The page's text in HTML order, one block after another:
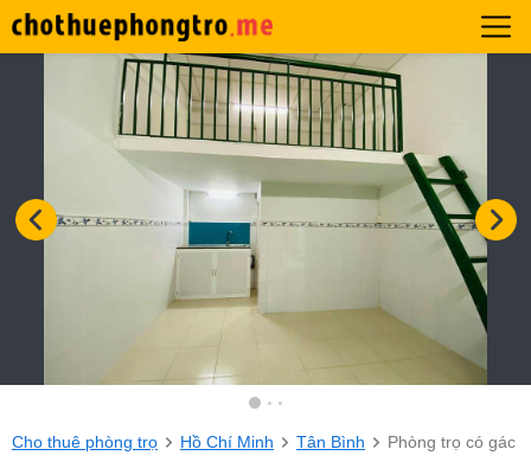
Cho thuê phòng trọ Hồ Chí Minh Tân Bình Phòng trọ có gác